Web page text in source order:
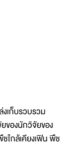
เก็บรวบรวม
ของนักวิจัยของ
ใกล้เคียงเฟิน พืช